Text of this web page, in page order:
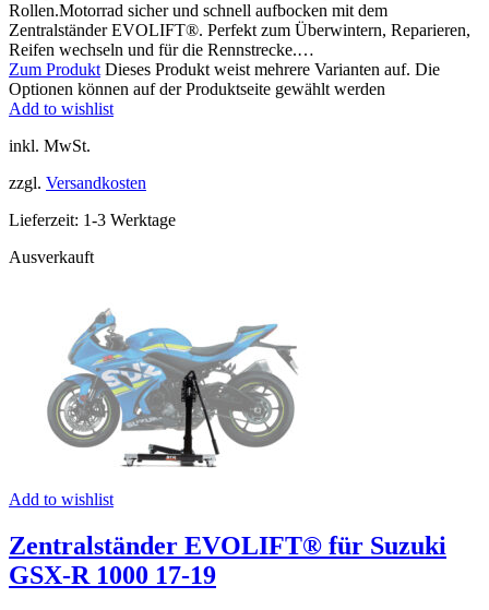
Rollen.Motorrad sicher und schnell aufbocken mit dem
Zentralständer EVOLIFT®. Perfekt zum Überwintern, Reparieren,
Reifen wechseln und für die Rennstrecke.…
Zum Produkt Dieses Produkt weist mehrere Varianten auf. Die
Optionen können auf der Produktseite gewählt werden
Add to wishlist
inkl. MwSt.
zzgl. Versandkosten
Lieferzeit: 1-3 Werktage
Ausverkauft
Add to wishlist
Zentralständer EVOLIFT® für Suzuki
GSX-R 1000 17-19